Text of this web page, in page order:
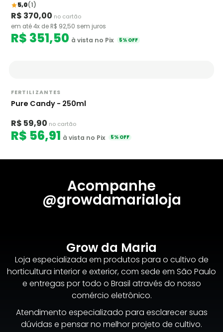
5,0(1)
R$ 370,00 no cartão
em até 4x de R$ 92,50 sem juros
R$ 351,50 à vista no Pix 5% OFF
FERTILIZANTES
Pure Candy - 250ml
R$ 59,90 no cartão
R$ 56,91 à vista no Pix 5% OFF
Acompanhe
@growdamarialoja
Grow da Maria
Loja especializada em produtos para o cultivo de
horticultura interior e exterior, com sede em São Paulo
e entregas por todo o Brasil através do nosso
comércio eletrônico.
Atendimento especializado para esclarecer suas
dúvidas e pensar no melhor projeto de cultivo.